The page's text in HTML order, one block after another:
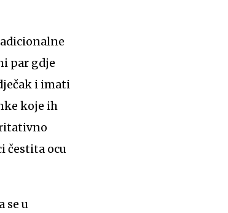
par gdje
i imati
koje ih
čestita ocu
se u